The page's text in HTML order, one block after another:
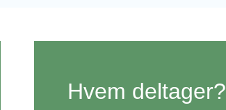
Hvem deltager?